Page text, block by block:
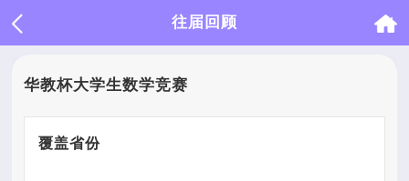
往届回顾
华教杯大学生数学竞赛
覆盖省份